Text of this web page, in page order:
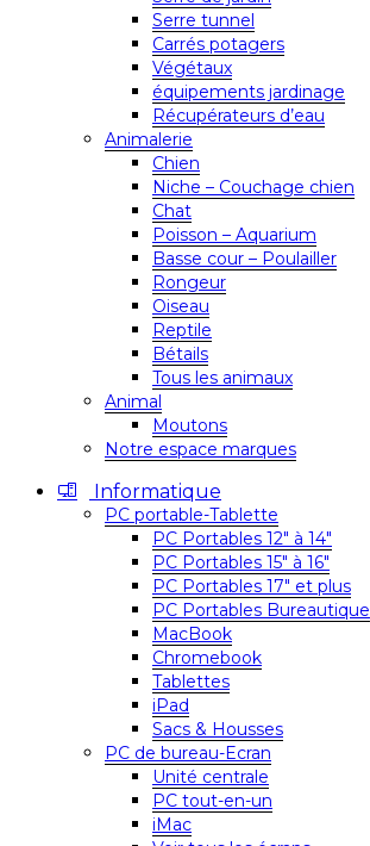
Serre tunnel
Carrés potagers
Végétaux
équipements jardinage
Récupérateurs d’eau
Animalerie
Chien
Niche – Couchage chien
Chat
Poisson – Aquarium
Basse cour – Poulailler
Rongeur
Oiseau
Reptile
Bétails
Tous les animaux
Animal
Moutons
Notre espace marques
Informatique
PC portable-Tablette
PC Portables 12″ à 14″
PC Portables 15″ à 16″
PC Portables 17″ et plus
PC Portables Bureautique
MacBook
Chromebook
Tablettes
iPad
Sacs & Housses
PC de bureau-Ecran
Unité centrale
PC tout-en-un
iMac